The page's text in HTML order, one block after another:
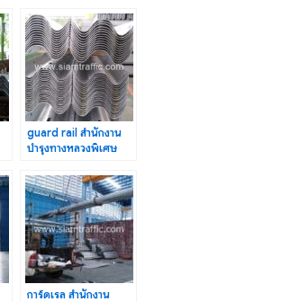
guard rail สำนักงาน
บำรุงทางหลวงพิเศษ
ทางหลวง
การ์ดเรล สำนักงาน